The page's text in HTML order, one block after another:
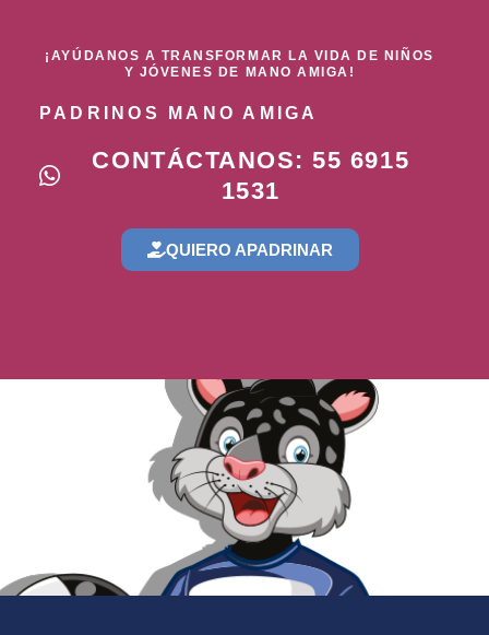
¡AYÚDANOS A TRANSFORMAR LA VIDA DE NIÑOS
Y JÓVENES DE MANO AMIGA!
PADRINOS MANO AMIGA
CONTÁCTANOS: 55 6915
1531
QUIERO APADRINAR